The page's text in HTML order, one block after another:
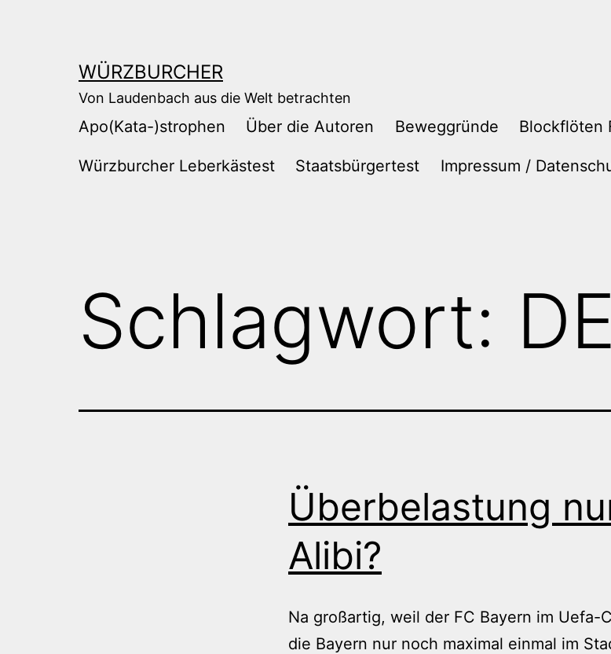
WÜRZBURCHER
Von Laudenbach aus die Welt betrachten
Apo(Kata-)strophen Über die Autoren Beweggründe Blockflöten
Würzburcher Leberkästest Staatsbürgertest Impressum /
Schlagwort:
Überbelastung
Alibi?
Na großartig, weil der FC Bayern im Uefa-
die Bayern nur noch maximal einmal im